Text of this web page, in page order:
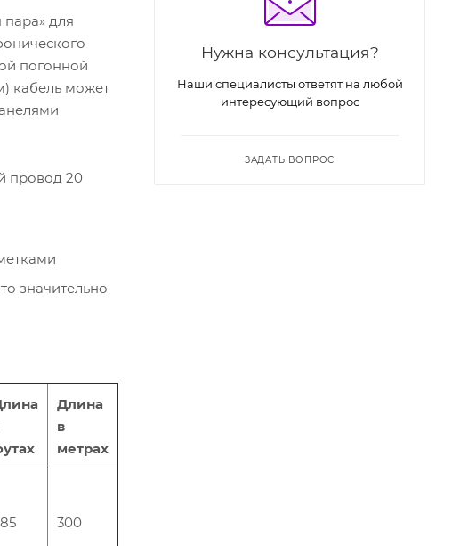
для
погонной
кабель может
провод 20
значительно
Длина
в
метрах
300
Нужна консультация?
Наши специалисты ответят на любой
интересующий вопрос
ЗАДАТЬ ВОПРОС